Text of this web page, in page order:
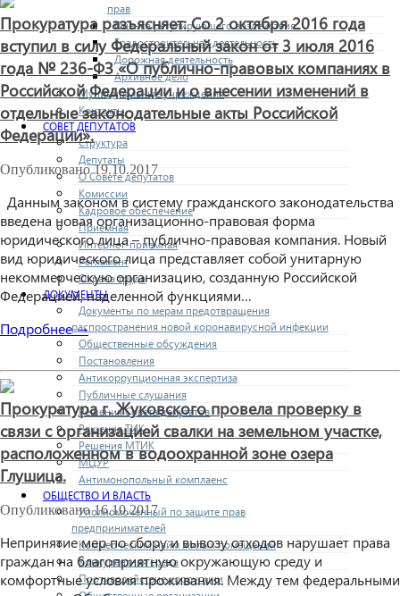
прав
Оценка регулирующего воздействия
Градостроительная деятельность
Дорожная деятельность
Архивное дело
Муниципальные учреждения
Контакты
СОВЕТ ДЕПУТАТОВ
Структура
Депутаты
О Совете депутатов
Комиссии
Кадровое обеспечение
Приемная
Интернет-приемная
Регламент
Охрана труда
ДОКУМЕНТЫ
Документы по мерам предотвращения
распространения новой коронавирусной инфекции
Общественные обсуждения
Постановления
Антикоррупционная экспертиза
Публичные слушания
Решения Совета депутатов
Решения ТИК
Решения МТИК
МЦУР
Антимонопольный комплаенс
ОБЩЕСТВО И ВЛАСТЬ
Уполномоченный по защите прав
предпринимателей
Коммерческий найм жилых помещений
Конкурентная среда
Противодействие коррупции
Прокуратура разъясняет: Со 2 октября 2016 года
вступил в силу Федеральный закон от 3 июля 2016
года № 236-ФЗ «О публично-правовых компаниях в
Российской Федерации и о внесении изменений в
отдельные законодательные акты Российской
Федерации».
Опубликовано19.10.2017
Данным законом в систему гражданского законодательства
введена новая организационно-правовая форма
юридического лица – публично-правовая компания. Новый
вид юридического лица представляет собой унитарную
некоммерческую организацию, созданную Российской
Федерацией, наделенной функциями…
Подробнее →
Прокуратура г. Жуковского провела проверку в
связи с организацией свалки на земельном участке,
расположенном в водоохранной зоне озера
Глушица.
Опубликовано16.10.2017
Непринятие мер по сбору и вывозу отходов нарушает права
граждан на благоприятную окружающую среду и
комфортные условия проживания. Между тем федеральными